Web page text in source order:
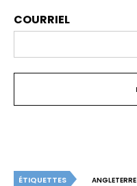
COURRIEL
ÉTIQUETTES ANGLETERRE